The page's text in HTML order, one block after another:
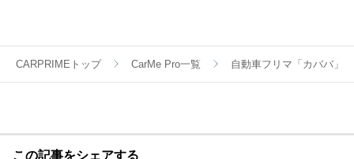
CARPRIMEトップ CarMe Pro一覧 自動車フリマ「カババ」
この記事をシェアする